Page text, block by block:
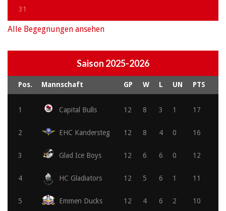
31
Alle Begegnungen ansehen
Saison 2025-2026
Pos. Mannschaft GP W L UN PTS
1 Capital Bulls 12 8 3 1 17
2 EHC Kandersteg 12 8 4 0 16
3 Glad Ice Boys 12 6 6 0 12
4 HC Gladiators 12 5 6 1 11
5 Emmen Ducks 12 4 6 2 10